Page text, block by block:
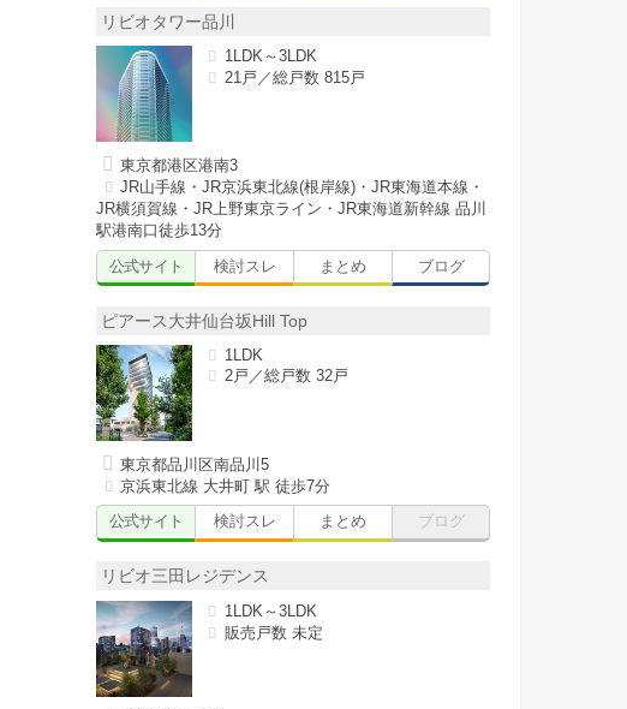
リビオタワー品川
1LDK～3LDK
21戸／総戸数 815戸
東京都港区港南3
JR山手線・JR京浜東北線(根岸線)・JR東海道本線・
JR横須賀線・JR上野東京ライン・JR東海道新幹線 品川
駅港南口徒歩13分
公式サイト
検討スレ まとめ ブログ
ピアース大井仙台坂Hill Top
1LDK
2戸／総戸数 32戸
東京都品川区南品川5
京浜東北線 大井町 駅 徒歩7分
公式サイト
検討スレ まとめ ブログ
リビオ三田レジデンス
1LDK～3LDK
販売戸数 未定